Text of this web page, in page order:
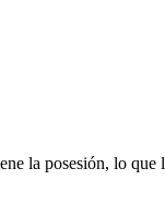
la posesión, lo